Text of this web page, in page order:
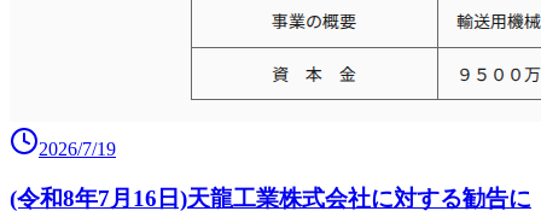
2026/7/19
(令和8年7月16日)天龍工業株式会社に対する勧告に